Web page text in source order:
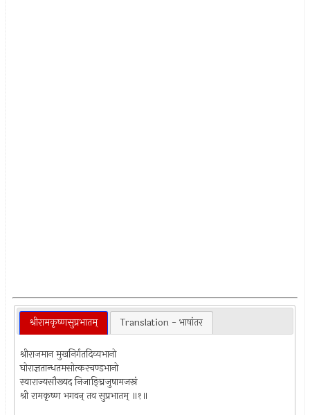
श्रीरामकृष्णसुप्रभातम् Translation - भाषांतर
श्रीराजमान मुखनिर्गतदिव्यभानो
घोराज्ञतान्धतमसोत्करचण्डभानो
स्वाराज्यसौख्यद निजाङ्घ्रिजुषामजस्रं
श्री रामकृष्ण भगवन् तव सुप्रभातम् ॥१॥